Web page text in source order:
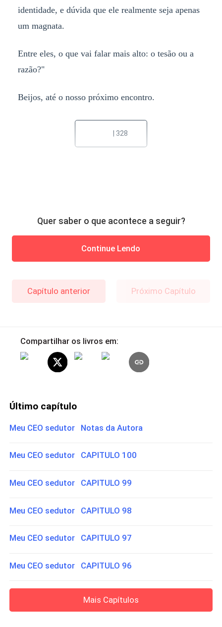
identidade, e dúvida que ele realmente seja apenas
um magnata.
Entre eles, o que vai falar mais alto: o tesão ou a
razão?"
Beijos, até o nosso próximo encontro.
| 328
Quer saber o que acontece a seguir?
Continue Lendo
Capítulo anterior Próximo Capítulo
Compartilhar os livros em:
Último capítulo
Meu CEO sedutor Notas da Autora
Meu CEO sedutor CAPITULO 100
Meu CEO sedutor CAPITULO 99
Meu CEO sedutor CAPITULO 98
Meu CEO sedutor CAPITULO 97
Meu CEO sedutor CAPITULO 96
Mais Capítulos